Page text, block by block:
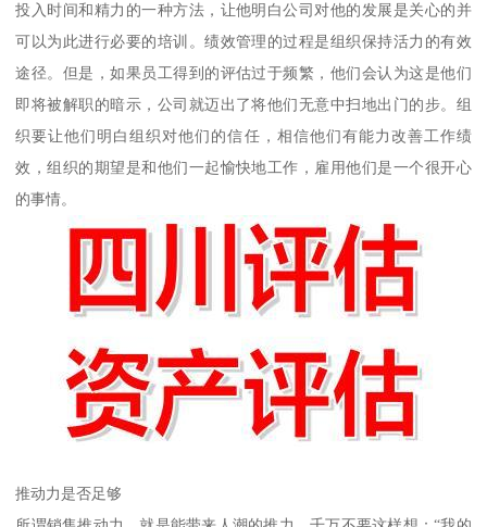
投入时间和精力的一种方法，让他明白公司对他的发展是关心的并
可以为此进行必要的培训。绩效管理的过程是组织保持活力的有效
途径。但是，如果员工得到的评估过于频繁，他们会认为这是他们
即将被解职的暗示，公司就迈出了将他们无意中扫地出门的步。组
织要让他们明白组织对他们的信任，相信他们有能力改善工作绩
效，组织的期望是和他们一起愉快地工作，雇用他们是一个很开心
的事情。
推动力是否足够